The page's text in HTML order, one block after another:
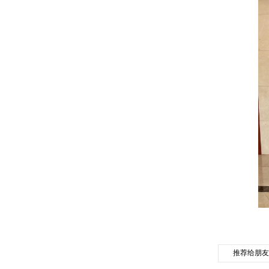
推荐给朋友